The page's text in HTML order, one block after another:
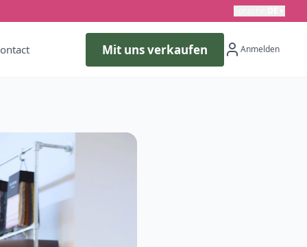
Mit uns verkaufen Anmelden